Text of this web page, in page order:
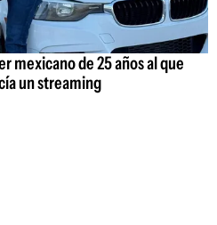
mexicano de 25 años al que
un streaming